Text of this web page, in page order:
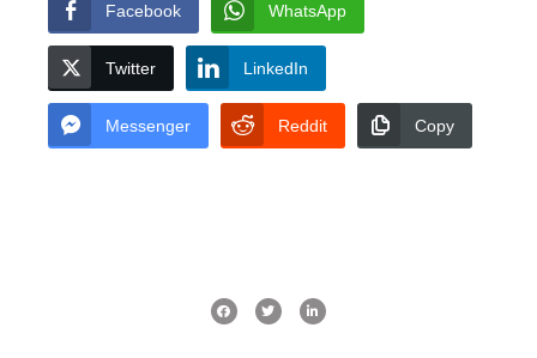
Facebook WhatsApp
Twitter LinkedIn
Messenger Reddit Copy